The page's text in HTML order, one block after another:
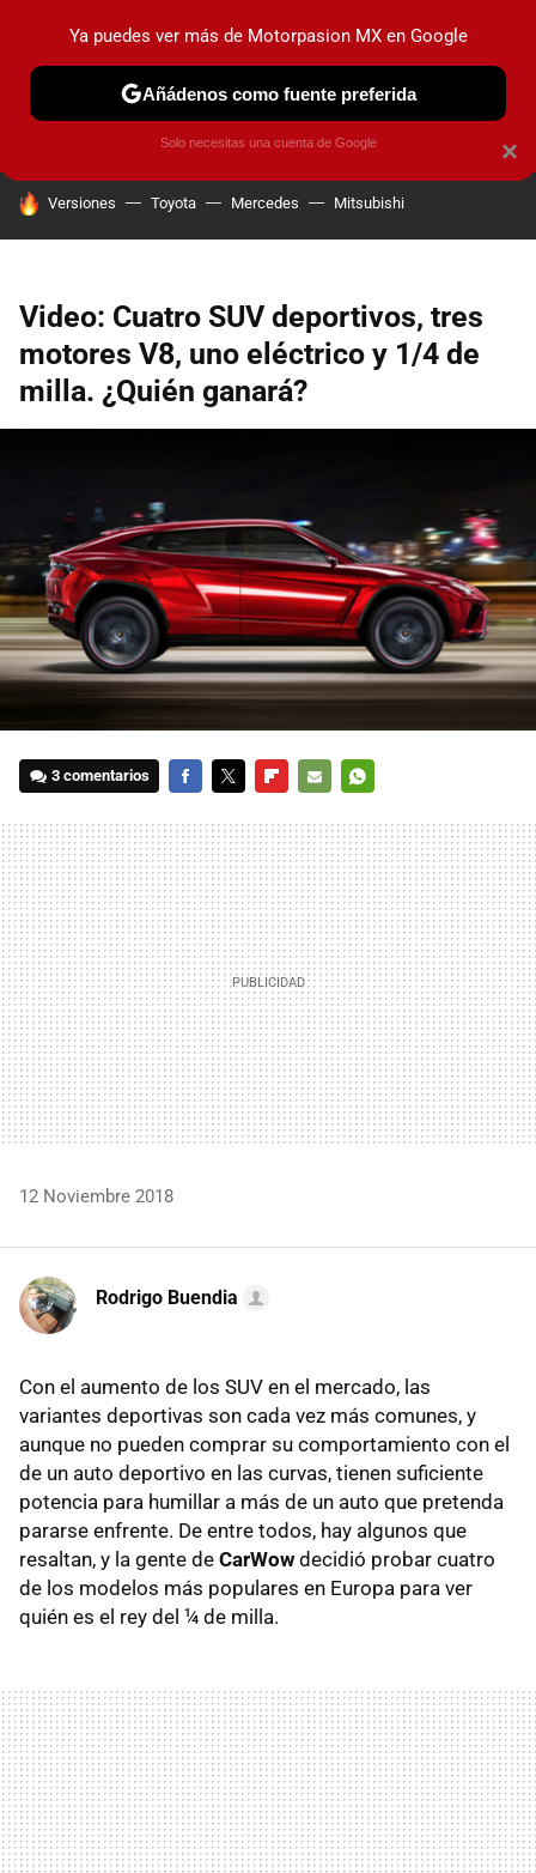
PRUEBAS INDUSTRIA HOY NO CIRCULA
HOY SE HABLA DE
Versiones Toyota Mercedes Mitsubishi
Video: Cuatro SUV deportivos, tres
motores V8, uno eléctrico y 1/4 de
milla. ¿Quién ganará?
3 comentarios
MAIL
12 Noviembre 2018
Rodrigo Buendia
Con el aumento de los SUV en el mercado, las
variantes deportivas son cada vez más comunes, y
aunque no pueden comprar su comportamiento con el
de un auto deportivo en las curvas, tienen suficiente
potencia para humillar a más de un auto que pretenda
pararse enfrente. De entre todos, hay algunos que
resaltan, y la gente de CarWow decidió probar cuatro
de los modelos más populares en Europa para ver
quién es el rey del ¼ de milla.
×
Ya puedes ver más de Motorpasion MX en Google
Añádenos como fuente preferida
Solo necesitas una cuenta de Google